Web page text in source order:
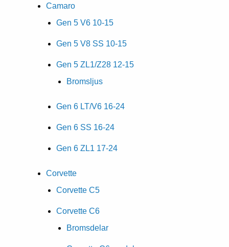
Camaro
Gen 5 V6 10-15
Gen 5 V8 SS 10-15
Gen 5 ZL1/Z28 12-15
Bromsljus
Gen 6 LT/V6 16-24
Gen 6 SS 16-24
Gen 6 ZL1 17-24
Corvette
Corvette C5
Corvette C6
Bromsdelar